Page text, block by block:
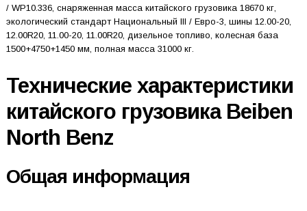
/ WP10.336, снаряженная масса китайского грузовика 18670 кг,
экологический стандарт Национальный III / Евро-3, шины 12.00-20,
12.00R20, 11.00-20, 11.00R20, дизельное топливо, колесная база
1500+4750+1450 мм, полная масса 31000 кг.
Технические характеристики
китайского грузовика Beiben
North Benz
Общая информация